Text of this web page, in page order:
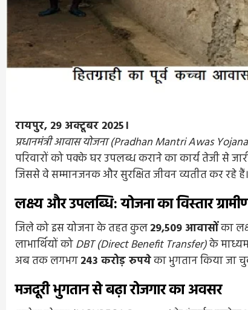
रायपुर, 29 अक्टूबर 2025।
प्रधानमंत्री आवास योजना (Pradhan Mantri Awas
परिवारों को पक्के घर उपलब्ध कराने का कार्य तेजी से
जिससे वे सम्मानजनक और सुरक्षित जीवन व्यतीत कर रहे हैं।
लक्ष्य और उपलब्धि: योजना का विस्तार
जिले को इस योजना के तहत कुल29,509 आवासोंका
लाभार्थियों कोDBT (Direct Benefit Transfer)के
अब तक लगभग243 करोड़ रुपयेका भुगतान किया जा
मजदूरी भुगतान से बढ़ा रोजगार का अवसर